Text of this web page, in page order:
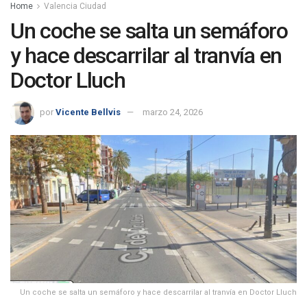
Home Valencia Ciudad
Un coche se salta un semáforo
y hace descarrilar al tranvía en
Doctor Lluch
por Vicente Bellvis marzo 24, 2026
Un coche se salta un semáforo y hace descarrilar al tranvía en Doctor Lluch